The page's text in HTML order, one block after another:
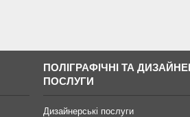
ПОЛІГРАФІЧНІ ТА
ПОСЛУГИ
Дизайнерські послуги